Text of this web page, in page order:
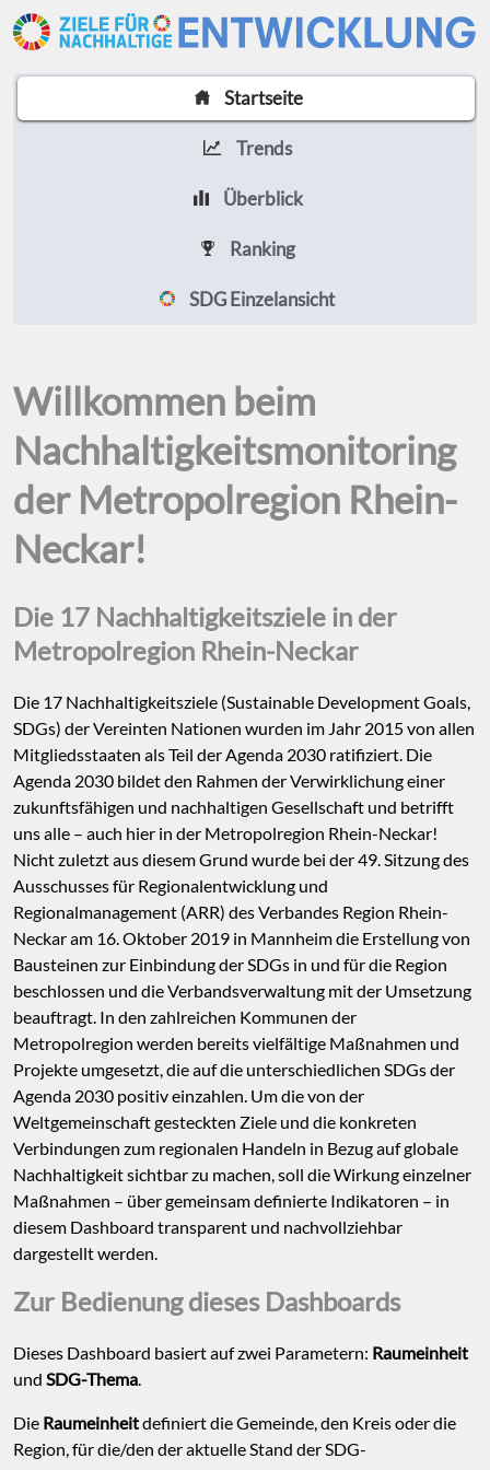
Startseite
Trends
Überblick
Ranking
SDG Einzelansicht
Willkommen beim
Nachhaltigkeitsmonitoring
der Metropolregion Rhein-
Neckar!
Die 17 Nachhaltigkeitsziele in der
Metropolregion Rhein-Neckar
Die 17 Nachhaltigkeitsziele (Sustainable Development Goals,
SDGs) der Vereinten Nationen wurden im Jahr 2015 von allen
Mitgliedsstaaten als Teil der Agenda 2030 ratifiziert. Die
Agenda 2030 bildet den Rahmen der Verwirklichung einer
zukunftsfähigen und nachhaltigen Gesellschaft und betrifft
uns alle – auch hier in der Metropolregion Rhein-Neckar!
Nicht zuletzt aus diesem Grund wurde bei der 49. Sitzung des
Ausschusses für Regionalentwicklung und
Regionalmanagement (ARR) des Verbandes Region Rhein-
Neckar am 16. Oktober 2019 in Mannheim die Erstellung von
Bausteinen zur Einbindung der SDGs in und für die Region
beschlossen und die Verbandsverwaltung mit der Umsetzung
beauftragt. In den zahlreichen Kommunen der
Metropolregion werden bereits vielfältige Maßnahmen und
Projekte umgesetzt, die auf die unterschiedlichen SDGs der
Agenda 2030 positiv einzahlen. Um die von der
Weltgemeinschaft gesteckten Ziele und die konkreten
Verbindungen zum regionalen Handeln in Bezug auf globale
Nachhaltigkeit sichtbar zu machen, soll die Wirkung einzelner
Maßnahmen – über gemeinsam definierte Indikatoren – in
diesem Dashboard transparent und nachvollziehbar
dargestellt werden.
Zur Bedienung dieses Dashboards
Dieses Dashboard basiert auf zwei Parametern: Raumeinheit
und SDG-Thema.
Die Raumeinheitdefiniert die Gemeinde, den Kreis oder die
Region, für die/den der aktuelle Stand der SDG-